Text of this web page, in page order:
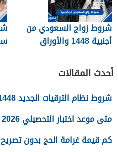
شروط زواج السعودي من
أجنبية 1448 والأوراق
أحدث المقالات
شروط نظام الترقيات الجديد 1448
متى موعد اختبار التحصيلي 2026 – 1448
كم قيمة غرامة الحج بدون تصريح 2026 – 1448